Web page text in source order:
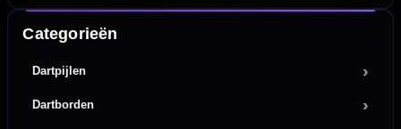
Categorieën
Dartpijlen
Dartborden